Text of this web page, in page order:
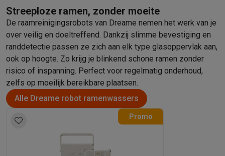
Streeploze ramen, zonder moeite
De raamreinigingsrobots van Dreame nemen het werk van je
over veilig en doeltreffend. Dankzij slimme bevestiging en
randdetectie passen ze zich aan elk type glasoppervlak aan,
ook op hoogte. Zo krijg je blinkend schone ramen zonder
risico of inspanning. Perfect voor regelmatig onderhoud,
zelfs op moeilijk bereikbare plaatsen.
Alle Dreame robot ramenwassers
Promo